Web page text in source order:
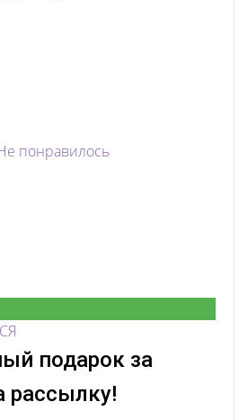
понравилось
подарок за
рассылку!